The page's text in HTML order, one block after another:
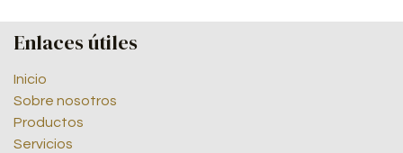
Enlaces útiles
Inicio
Sobre nosotros
Productos
Servicios